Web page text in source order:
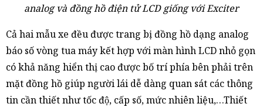
analog và đồng hồ điện tử LCD giống với Exciter
Cả hai mẫu xe đều được trang bị đồng hồ dạng analog
báo số vòng tua máy kết hợp với màn hình LCD nhỏ gọn
có khả năng hiển thị cao được bố trí phía bên phải trên
mặt đồng hồ giúp người lái dễ dàng quan sát các thông
tin cần thiết như tốc độ, cấp số, mức nhiên liệu,…Thiết